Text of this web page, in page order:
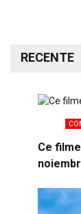
RECENTE
Ce